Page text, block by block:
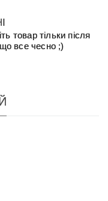
товар тільки після
все чесно ;)